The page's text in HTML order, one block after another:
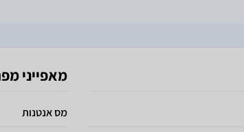
מאפייני
מס אנטנות